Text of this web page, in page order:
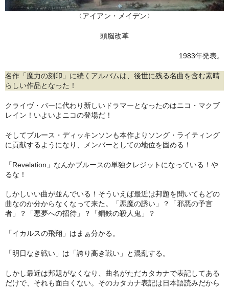
〈アイアン・メイデン〉
頭脳改革
1983年発表。
名作「魔力の刻印」に続くアルバムは、後世に残る名曲を含む素晴
らしい作品となった！
クライヴ・バーに代わり新しいドラマーとなったのはニコ・マクブ
レイン！いよいよニコの登場だ！
そしてブルース・ディッキンソンも本作よりソング・ライティング
に貢献するようになり、メンバーとしての地位を固める！
「Revelation」なんかブルースの単独クレジットになっている！や
るな！
しかしいい曲が並んでいる！そういえば最近は邦題を聞いてもどの
曲なのか分からなくなって来た。「悪魔の誘い」？「邪悪の予言
者」？「悪夢への招待」？「鋼鉄の殺人鬼」？
「イカルスの飛翔」はまぁ分かる。
「明日なき戦い」は「誇り高き戦い」と混乱する。
しかし最近は邦題がなくなり、曲名がただカタカナで表記してある
だけで、それも面白くない。そのカタカナ表記は日本語読みだから